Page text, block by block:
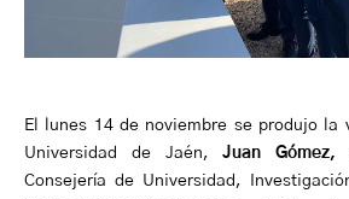
El lunes 14 de noviembre se produjo
Universidad de Jaén,Juan Gómez,
Consejería de Universidad,